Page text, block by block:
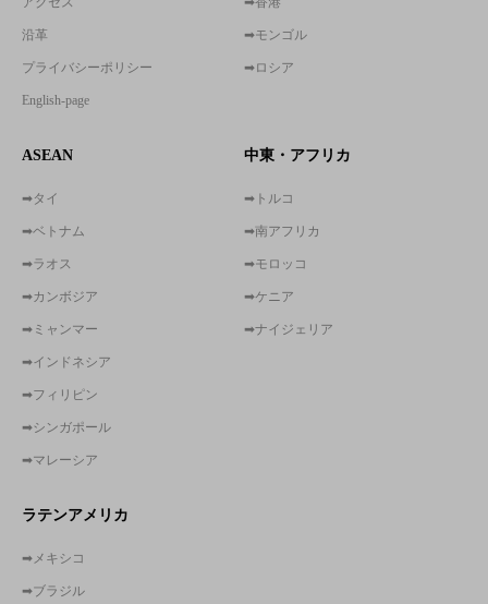
沿革
プライバシーポリシー
English-page
➡モンゴル
➡ロシア
ASEAN
➡タイ
➡ベトナム
➡ラオス
➡カンボジア
➡ミャンマー
➡インドネシア
➡フィリピン
➡シンガポール
➡マレーシア
中東・アフリカ
➡トルコ
➡南アフリカ
➡モロッコ
➡ケニア
➡ナイジェリア
ラテンアメリカ
➡メキシコ
➡ブラジル